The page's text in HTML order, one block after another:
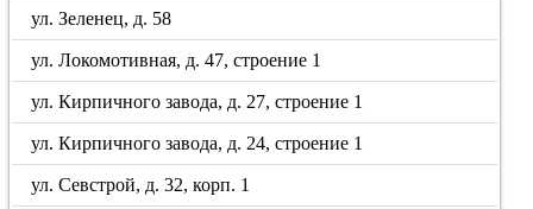
ул. Зеленец, д. 58
ул. Локомотивная, д. 47, строение 1
ул. Кирпичного завода, д. 27, строение 1
ул. Кирпичного завода, д. 24, строение 1
ул. Севстрой, д. 32, корп. 1